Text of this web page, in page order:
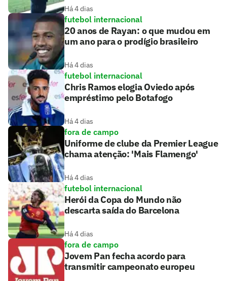
Há 4 dias
futebol internacional
20 anos de Rayan: o que mudou em
um ano para o prodígio brasileiro
Há 4 dias
futebol internacional
Chris Ramos elogia Oviedo após
empréstimo pelo Botafogo
Há 4 dias
fora de campo
Uniforme de clube da Premier League
chama atenção: 'Mais Flamengo'
Há 4 dias
futebol internacional
Herói da Copa do Mundo não
descarta saída do Barcelona
Há 4 dias
fora de campo
Jovem Pan fecha acordo para
transmitir campeonato europeu